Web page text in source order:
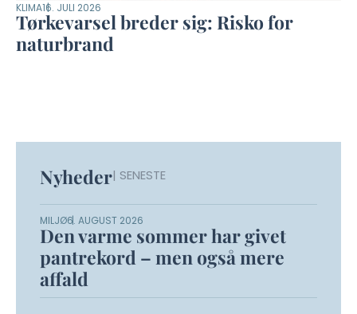
KLIMA16. JULI 2026
Tørkevarsel breder sig: Risko for
naturbrand
Nyheder| SENESTE
MILJØ6. AUGUST 2026
Den varme sommer har givet
pantrekord – men også mere
affald